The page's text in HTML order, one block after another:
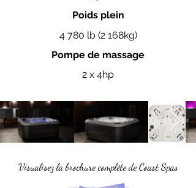
Poids plein
4 780 lb (2 168kg)
Pompe de massage
2 x 4hp
Visualisez la brochure complète de Coast Spas